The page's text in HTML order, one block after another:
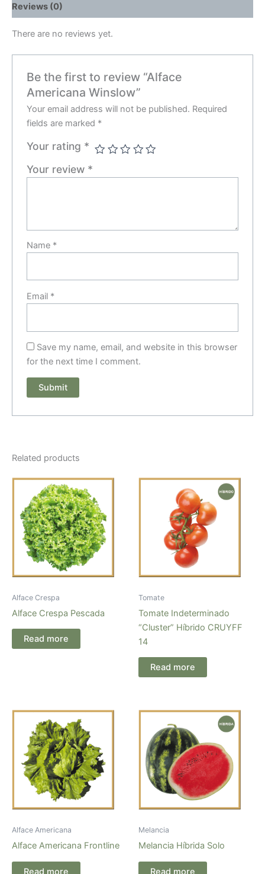
Reviews (0)
There are no reviews yet.
Be the first to review “Alface
Americana Winslow”
Your email address will not be published. Required
fields are marked *
Your rating *
Your review *
Name *
Email *
Save my name, email, and website in this browser
for the next time I comment.
Related products
Alface Crespa
Alface Crespa Pescada
Read more
Tomate
Tomate Indeterminado
“Cluster” Híbrido CRUYFF
14
Read more
Alface Americana
Alface Americana Frontline
Read more
Melancia
Melancia Híbrida Solo
Read more